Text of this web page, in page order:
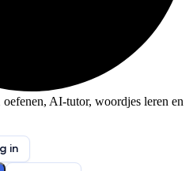
AI-tutor, woordjes leren en
in